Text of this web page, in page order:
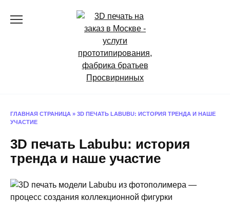
ГЛАВНАЯ СТРАНИЦА » 3D ПЕЧАТЬ LABUBU: ИСТОРИЯ ТРЕНДА И НАШЕ
УЧАСТИЕ
3D печать Labubu: история
тренда и наше участие